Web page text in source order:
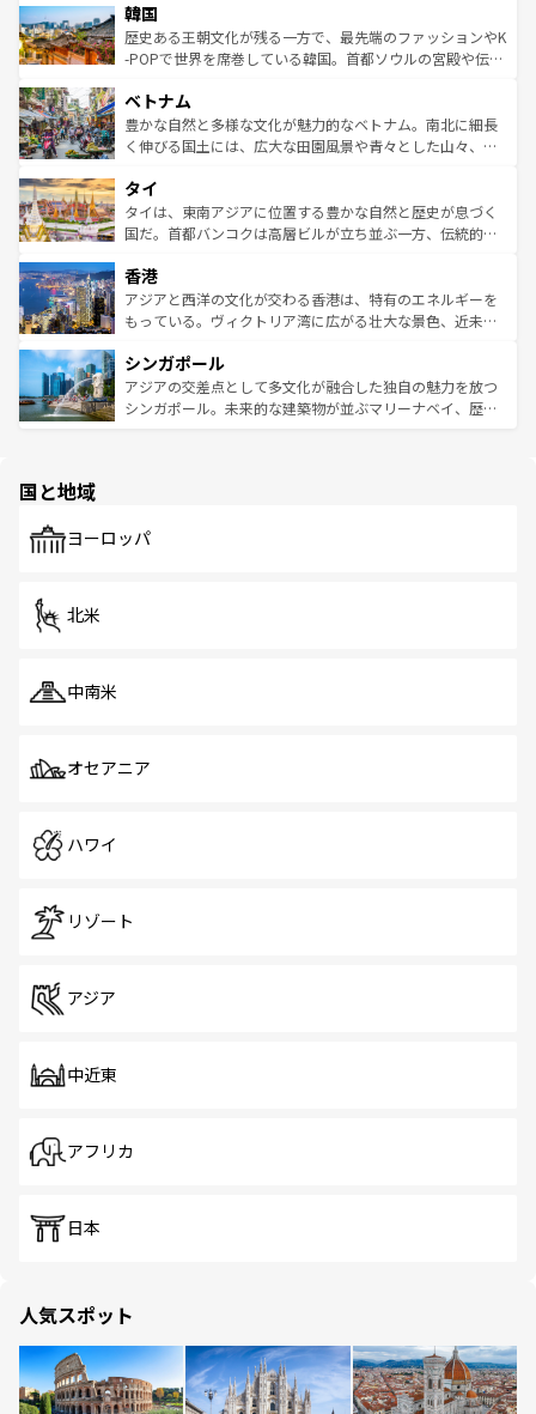
ワイを、存分に味わってほしい。 なお、新着のハワイ情報
はコンテンツ一覧を参照してほしい。
いる。アクティビティも充実しており、サーフィンやダイ
ビング、ハイキングなど、アウトドア好きにはたまらな
い。オーストラリアの多彩な魅力を存分に味わいつくそ
参照してほしい。
ン）、静ひつな山岳地帯である台湾東部など、都市の喧騒
と山間の静けさが共存しており、訪れる人に新しい発見と
驚きをもたらしてくれる。また、奥深い台湾の食文化も魅
容にもいいと評判のスイーツなど、バラエティ豊かな料理
が味わえる。 なお、新着の台湾情報は コンテンツ一覧を参
照してほしい。
韓国
歴史ある王朝文化が残る一方で、最先端のファッションやK
-POPで世界を席巻している韓国。首都ソウルの宮殿や伝統
き、地方に足を延ばせば四季折々の自然美を楽しむことが
できる。そして、キムチや焼肉、絶品のストリートフード
まで、さまざまな韓国料理が待っている。夜には、韓国な
リティに包まれながら、韓国の多彩な魅力を心ゆくまで味
わってみてほしい。 なお、新着の韓国情報はコンテンツ一
覧を参照してほしい。
ベトナム
豊かな自然と多様な文化が魅力的なベトナム。南北に細長
く伸びる国土には、広大な田園風景や青々とした山々、世
急速な発展と共に伝統が息づく。ハノイの古い町並みやホ
ーチミン市のフランス統治時代の建物も、独特の雰囲気を
醸し出している。また、バラエティの豊かさとおいしさで
とつ。フォーやバインミー、ベトナムコーヒーなどは、ぜ
ひ現地で味わいたい。どの地域を訪れてもあたたかい人々
が旅行者を迎えてくれるので、きっと忘れられない旅にな
参照してほしい。
タイ
タイは、東南アジアに位置する豊かな自然と歴史が息づく
国だ。首都バンコクは高層ビルが立ち並ぶ一方、伝統的な
の活気が交差している。北部ではチェンマイなどの山岳地
帯で自然と触れ合い、南部ではプーケットやクラビの美し
いビーチでリゾート気分を楽しむことができる。タイ料理
激する。気候は一年中温暖で、どの季節にも異なる楽しみ
が待っている。親しみやすいタイの人々、仏教を中心とし
た文化、そして多様な観光資源が、訪れる旅人を魅了し続
香港
アジアと西洋の文化が交わる香港は、特有のエネルギーを
もっている。ヴィクトリア湾に広がる壮大な景色、近未来
み、どこを訪れても感動するはず。観光スポットが密集し
ており、効率よく見どころを回れるのも魅力。息をのむよ
うな絶景から文化的な体験まで、香港を存分に楽しみ尽く
シンガポール
アジアの交差点として多文化が融合した独自の魅力を放つ
シンガポール。未来的な建築物が並ぶマリーナベイ、歴史
で、ホーカーズは地元の風情を楽しめる外せないスポット
国と地域
ヨーロッパ
北米
中南米
オセアニア
ハワイ
リゾート
アジア
中近東
アフリカ
日本
人気スポット